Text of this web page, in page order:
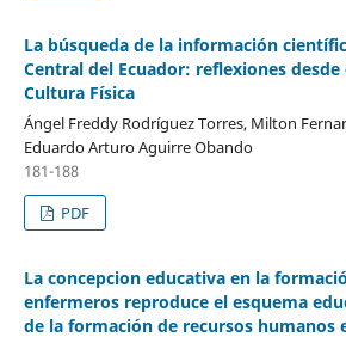
La búsqueda de la información
Central del Ecuador: reflexiones desde
Cultura Física
Ángel Freddy Rodríguez Torres, Milton
Eduardo Arturo Aguirre Obando
181-188
PDF
La concepcion educativa en la
enfermeros reproduce el esquema
de la formación de recursos humanos